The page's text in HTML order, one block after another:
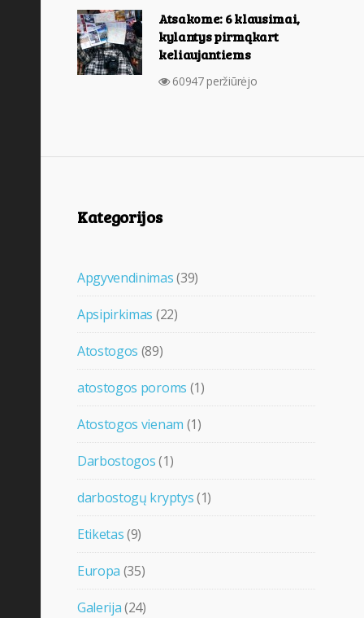
Atsakome: 6 klausimai,
kylantys pirmąkart
keliaujantiems
60947 peržiūrėjo
Kategorijos
Apgyvendinimas(39)
Apsipirkimas (22)
Atostogos (89)
atostogos poroms (1)
Atostogos vienam (1)
Darbostogos(1)
darbostogų kryptys(1)
Etiketas(9)
Europa (35)
Galerija(24)